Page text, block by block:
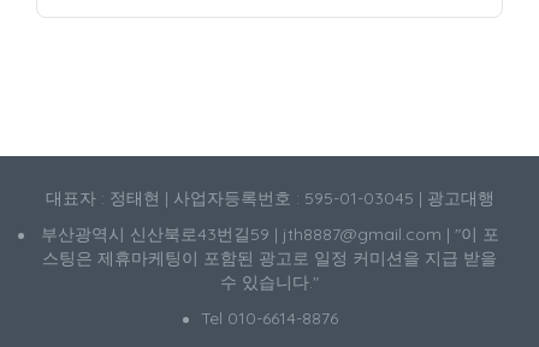
대표자 : 정태현 | 사업자등록번호 : 595-01-03045 | 광고대행
부산광역시 신산북로43번길59 | jth8887@gmail.com | "이 포
스팅은 제휴마케팅이 포함된 광고로 일정 커미션을 지급 받을
수 있습니다."
Tel 010-6614-8876